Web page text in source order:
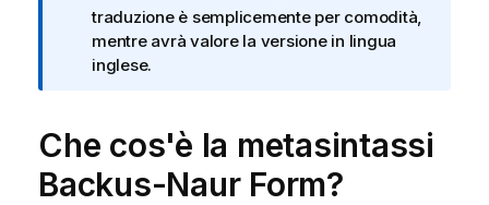
traduzione è semplicemente per comodità,
mentre avrà valore la versione in lingua
inglese.
Che cos'è la metasintassi
Backus-NaurForm?